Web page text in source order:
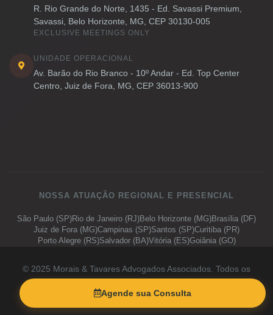
Agende sua Consulta
R. Rio Grande do Norte, 1435 - Ed. Savassi Premium,
Savassi, Belo Horizonte, MG, CEP 30130-005
EXCLUSIVE MEETINGS ONLY
UNIDADE OPERACIONAL
Av. Barão do Rio Branco - 10º Andar - Ed. Top Center
Centro, Juiz de Fora, MG, CEP 36013-900
NOSSA ATUAÇÃO REGIONAL E PRESENCIAL
São Paulo (SP)Rio de Janeiro (RJ)Belo Horizonte (MG)Brasília (DF)
Juiz de Fora (MG)Campinas (SP)Santos (SP)Curitiba (PR)
Porto Alegre (RS)Salvador (BA)Vitória (ES)Goiânia (GO)
© 2025 Morais & Tavares Advogados Associados. Todos os